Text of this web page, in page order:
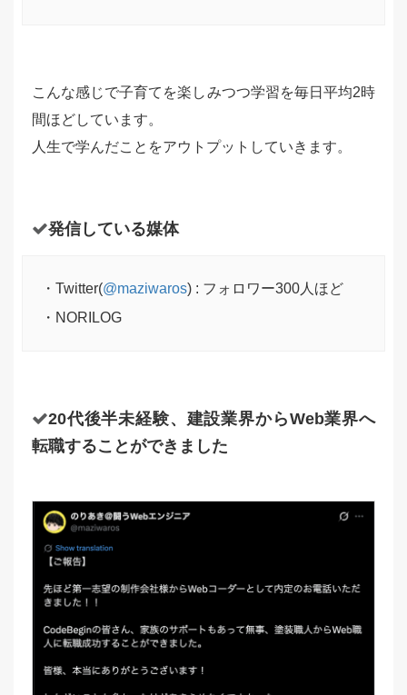
こんな感じで子育てを楽しみつつ学習を毎日平均2時
間ほどしています。
人生で学んだことをアウトプットしていきます。
発信している媒体
・Twitter(@maziwaros) : フォロワー300人ほど
・NORILOG
20代後半未経験、建設業界からWeb業界へ
転職することができました